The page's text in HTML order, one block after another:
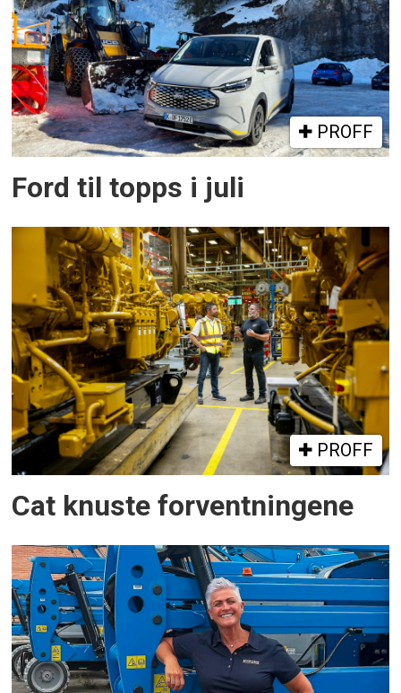
PROFF
Ford til topps i juli
PROFF
Cat knuste forventningene